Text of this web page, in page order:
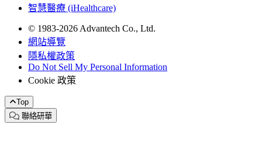
智慧醫療 (iHealthcare)
© 1983-2026 Advantech Co., Ltd.
網站導覽
隱私權政策
Do Not Sell My Personal Information
Cookie 政策
Top
聯絡研華